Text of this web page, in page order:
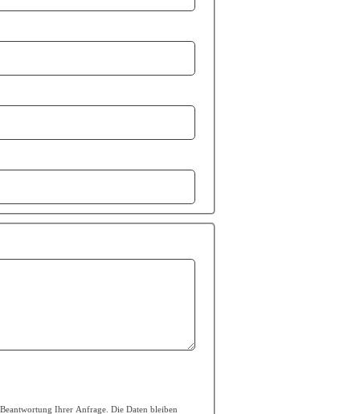
Ihrer Anfrage. Die Daten bleiben